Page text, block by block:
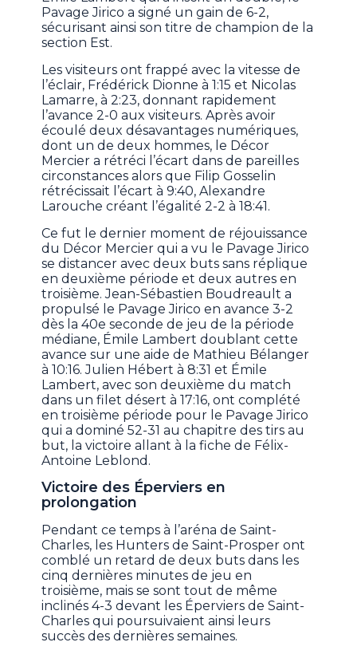
Pavage Jirico a signé un gain de 6-2,
sécurisant ainsi son titre de champion de la
section Est.
Les visiteurs ont frappé avec la vitesse de
l’éclair, Frédérick Dionne à 1:15 et Nicolas
Lamarre, à 2:23, donnant rapidement
l’avance 2-0 aux visiteurs. Après avoir
écoulé deux désavantages numériques,
dont un de deux hommes, le Décor
Mercier a rétréci l’écart dans de pareilles
circonstances alors que Filip Gosselin
rétrécissait l’écart à 9:40, Alexandre
Larouche créant l’égalité 2-2 à 18:41.
Ce fut le dernier moment de réjouissance
du Décor Mercier qui a vu le Pavage Jirico
se distancer avec deux buts sans réplique
en deuxième période et deux autres en
troisième. Jean-Sébastien Boudreault a
propulsé le Pavage Jirico en avance 3-2
dès la 40e seconde de jeu de la période
médiane, Émile Lambert doublant cette
avance sur une aide de Mathieu Bélanger
à 10:16. Julien Hébert à 8:31 et Émile
Lambert, avec son deuxième du match
dans un filet désert à 17:16, ont complété
en troisième période pour le Pavage Jirico
qui a dominé 52-31 au chapitre des tirs au
but, la victoire allant à la fiche de Félix-
Antoine Leblond.
Victoire des Éperviers en
prolongation
Pendant ce temps à l’aréna de Saint-
Charles, les Hunters de Saint-Prosper ont
comblé un retard de deux buts dans les
cinq dernières minutes de jeu en
troisième, mais se sont tout de même
inclinés 4-3 devant les Éperviers de Saint-
Charles qui poursuivaient ainsi leurs
succès des dernières semaines.